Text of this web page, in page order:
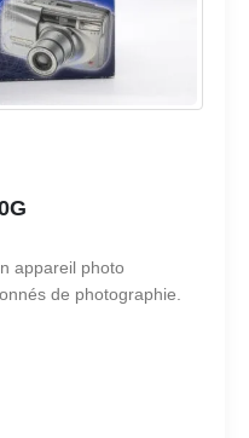
appareil photo
de photographie.